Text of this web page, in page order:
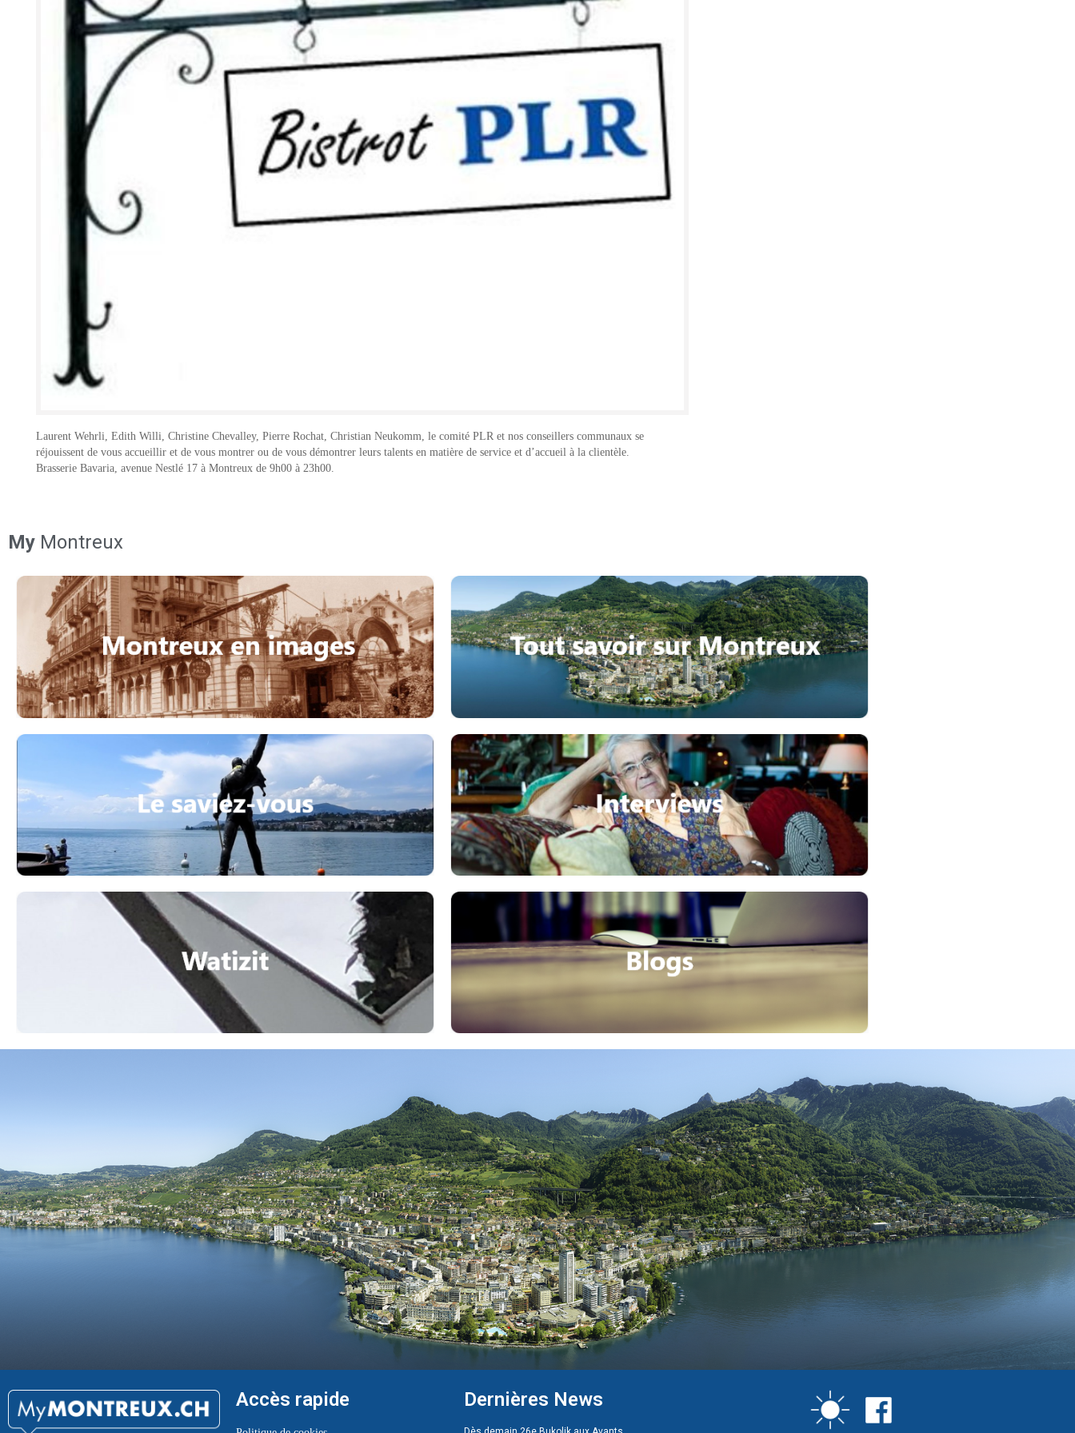
Laurent Wehrli, Edith Willi, Christine Chevalley, Pierre Rochat, Christian Neukomm, le comité PLR et nos conseillers communaux se
réjouissent de vous accueillir et de vous montrer ou de vous démontrer leurs talents en matière de service et d’accueil à la clientèle.
Brasserie Bavaria, avenue Nestlé 17 à Montreux de 9h00 à 23h00.
My Montreux
Accès rapide Dernières News